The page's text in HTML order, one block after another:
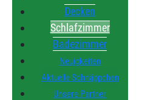
Decken
Schlafzimmer
Badezimmer
Neuigkeiten
Aktuelle Schnäppchen
Unsere Partner